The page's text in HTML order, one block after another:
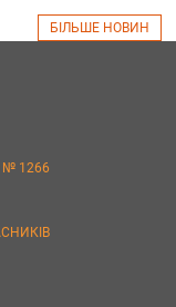
БІЛЬШЕ НОВИН
1266